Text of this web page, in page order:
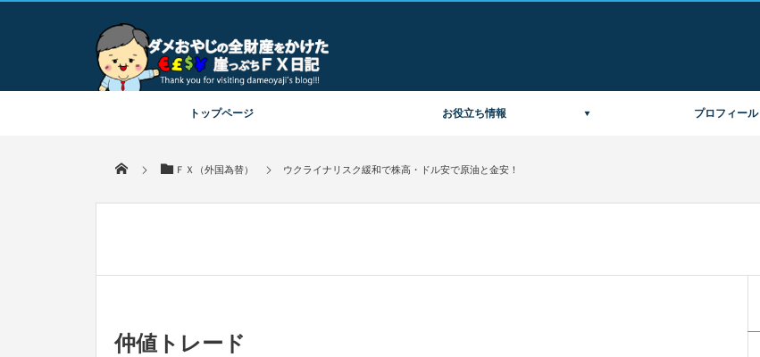
比較からトレード手法まで解説するｆｘブログ！
トップページ お役立ち情報 プロフィール
ＦＸ（外国為替） ウクライナリスク緩和で株高・ドル安で原油と金安！
仲値トレード